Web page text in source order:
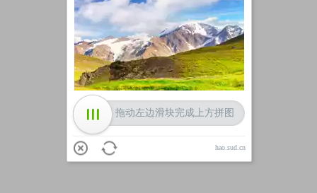
加载中
拖动左边滑块完成上方拼图
hao.sud.cn